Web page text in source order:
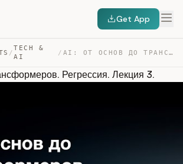
Get App
/
TECH &
AI
/ AI: ОТ ОСНОВ ДО ТРАНСФОРМЕРОВ. РЕГРЕССИЯ. ЛЕКЦИЯ 3. — TRANSCRIPT
Регрессия. Лекция 3.